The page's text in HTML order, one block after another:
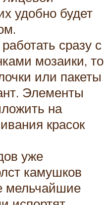
удобно будет
сразу с
мозаики, то
или пакеты
Элементы
на
красок
уже
камушков
мельчайшие